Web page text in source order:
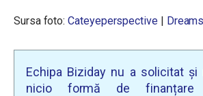
Sursa foto:Cateyeperspective |
Echipa Biziday nu a solicitat
nicio formă de finanțare